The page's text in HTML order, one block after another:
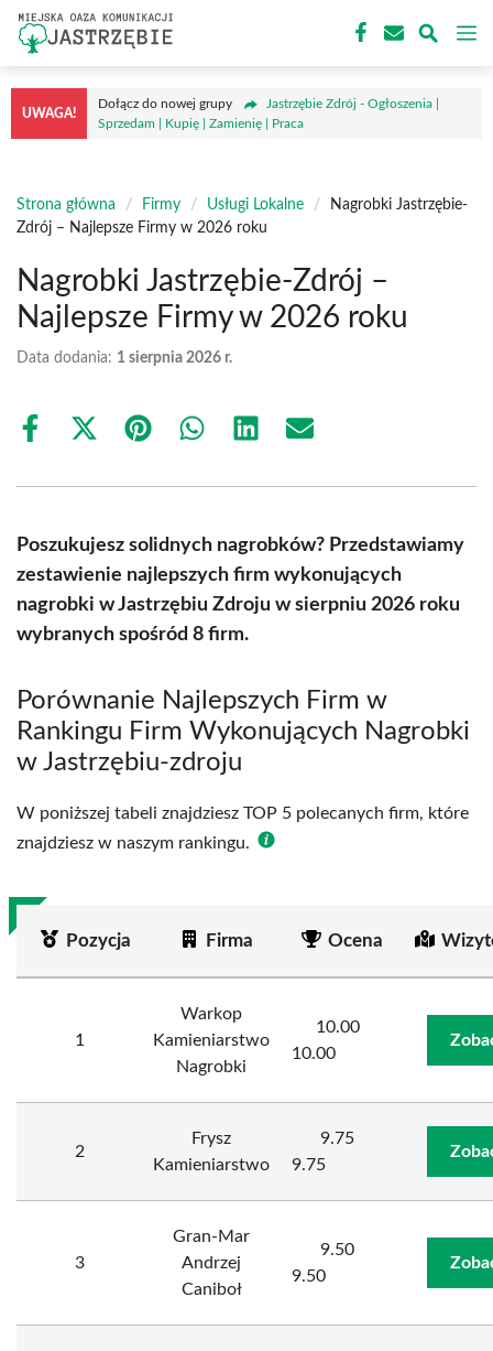
Przejdź
treści
UWAGA!
Dołącz do nowej grupy
Jastrzębie Zdrój - Ogłoszenia |
Sprzedam | Kupię | Zamienię | Praca
Strona główna / Firmy / Usługi Lokalne /
Nagrobki Jastrzębie-
Zdrój – Najlepsze Firmy w 2026 roku
Nagrobki Jastrzębie-Zdrój –
Najlepsze Firmy w 2026 roku
Data dodania: 1 sierpnia 2026 r.
Share
Share
(Twitter)
Share Share Share Share
Poszukujesz solidnych nagrobków? Przedstawiamy
zestawienie najlepszych firm wykonujących
nagrobki w Jastrzębiu Zdroju w sierpniu 2026 roku
wybranych spośród 8 firm.
Porównanie Najlepszych Firm w
Rankingu Firm Wykonujących Nagrobki
w Jastrzębiu-zdroju
W poniższej tabeli znajdziesz TOP 5 polecanych firm, które
znajdziesz w naszym rankingu.
Pozycja Firma Ocena
1
Warkop
Kamieniarstwo
Nagrobki
10.00
10.00
2
Frysz
Kamieniarstwo
9.75
9.75
3
Gran-Mar
Andrzej
Caniboł
9.50
9.50